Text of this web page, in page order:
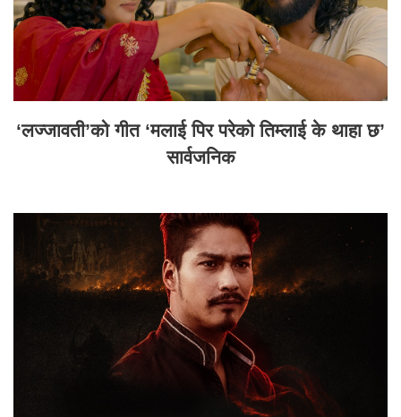
‘लज्जावती’को गीत ‘मलाई पिर परेको तिम्लाई के थाहा छ’
सार्वजनिक